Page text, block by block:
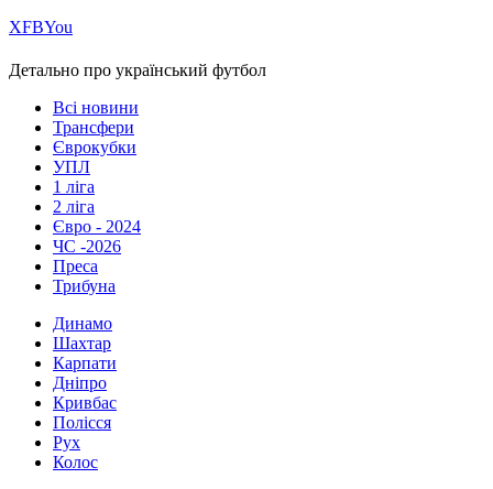
ХFBYou
Детально про український футбол
Всі новини
Трансфери
Єврокубки
УПЛ
1 ліга
2 ліга
Євро - 2024
ЧС -2026
Преса
Трибуна
Динамо
Шахтар
Карпати
Дніпро
Кривбас
Полісся
Рух
Колос